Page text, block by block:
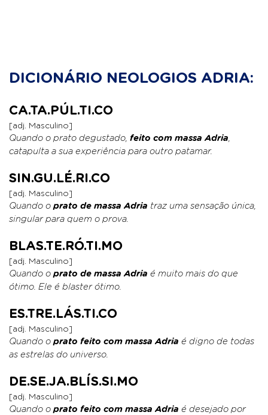
DICIONÁRIO NEOLOGIOS ADRIA:
CA.TA.PÚL.TI.CO
[adj. Masculino]
Quando o prato degustado, feito com massa Adria
catapulta a sua experiência para outro patamar.
SIN.GU.LÉ.RI.CO
[adj. Masculino]
Quando o prato de massa Adria traz uma sensação única,
singular para quem o prova.
BLAS.TE.RÓ.TI.MO
[adj. Masculino]
Quando o prato de massa Adria é muito mais do que
ótimo. Ele é blaster ótimo.
ES.TRE.LÁS.TI.CO
[adj. Masculino]
Quando o prato feito com massa Adria é digno de todas
as estrelas do universo.
DE.SE.JA.BLÍS.SI.MO
[adj. Masculino]
Quando o prato feito com massa Adria é desejado por